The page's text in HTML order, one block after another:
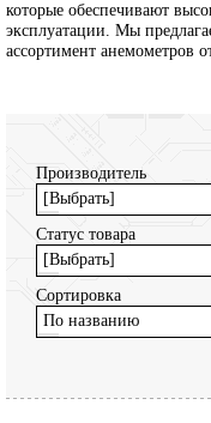
которые обеспечивают
эксплуатации. Мы
ассортимент анемометров
Производитель
[Выбрать]
Статус товара
[Выбрать]
Сортировка
По названию